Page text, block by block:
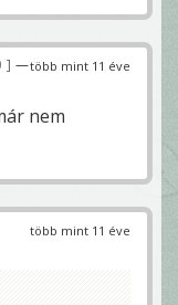
több mint 11 éve
—
nem
több mint 11 éve